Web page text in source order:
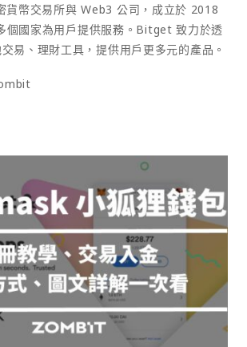
幣交易所與 Web3 公司，成立於 2018
個國家為用戶提供服務。Bitget 致力於透
易、理財工具，提供用戶更多元的產品。